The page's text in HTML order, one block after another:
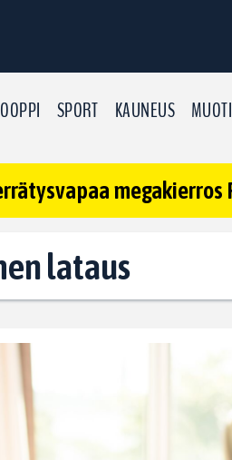
SPORT KAUNEUS MUOTI
lataus